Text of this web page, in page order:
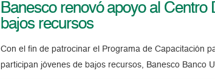
Banesco renovó apoyo al
bajos recursos
Con el fin de patrocinar el Programa de Capacitación
participan jóvenes de bajos recursos, Banesco Banco